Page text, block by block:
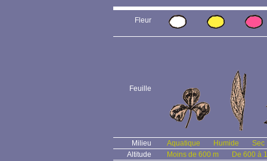
Fleur
Feuille
Milieu Aquatique Humide
Sec
Altitude
Moins de 600 m
De 600 à